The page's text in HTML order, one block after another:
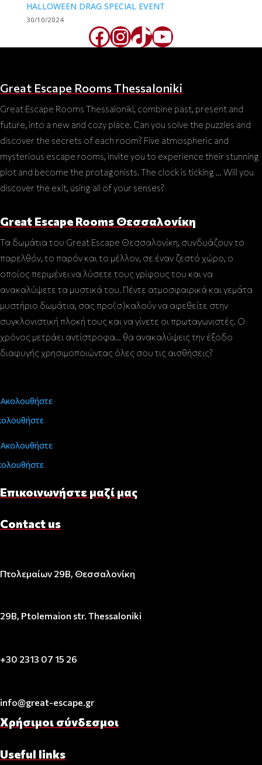
HALLOWEEN DRAG SPECIAL EVENT
30/10/2024
Facebook
Instagram
TikTok
YouTube
Great Escape Rooms Thessaloniki
Great Escape Rooms Thessaloniki, combine past, present and
future, into a new and cozy place. Can you solve the puzzles and
discover the secrets of each room? Five atmospheric and
mysterious escape rooms, invite you to experience their stunning
plot and become the protagonists. The clock is ticking … Will you
discover the exit, using all of your senses?
Great Escape Rooms Θεσσαλονίκη
Τα δωμάτια του Great Escape Θεσσαλονίκη, συνδυάζουν το
παρελθόν, το παρόν και το μέλλον, σε έναν ζεστό χώρο, ο
οποίος περιμένει να λύσετε τους γρίφους του και να
ανακαλύψετε τα μυστικά του. Πέντε ατμοσφαιρικά και γεμάτα
μυστήριο δωμάτια, σας προ(σ)καλούν να αφεθείτε στην
συγκλονιστική πλοκή τους και να γίνετε οι πρωταγωνιστές. Ο
χρόνος μετράει αντίστροφα… θα ανακαλύψεις την έξοδο
διαφυγής χρησιμοποιώντας όλες σου τις αισθήσεις?
Ακολουθήστε
Ακολουθήστε
Επικοινωνήστε μαζί μας
Contact us
Πτολεμαίων 29Β, Θεσσαλονίκη
29B, Ptolemaion str. Thessaloniki
+30 2313 07 15 26
info@great-escape.gr
Χρήσιμοι σύνδεσμοι
Useful links